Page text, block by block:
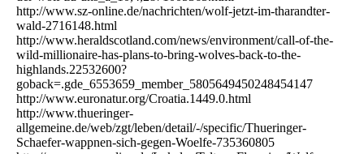
http://www.sz-online.de/nachrichten/wolf-jetzt-im-tharandter-
wald-2716148.html
http://www.heraldscotland.com/news/environment/call-of-the-
wild-millionaire-has-plans-to-bring-wolves-back-to-the-
highlands.22532600?
goback=.gde_6553659_member_5805649450248454147
http://www.euronatur.org/Croatia.1449.0.html
http://www.thueringer-
allgemeine.de/web/zgt/leben/detail/-/specific/Thueringer-
Schaefer-wappnen-sich-gegen-Woelfe-735360805